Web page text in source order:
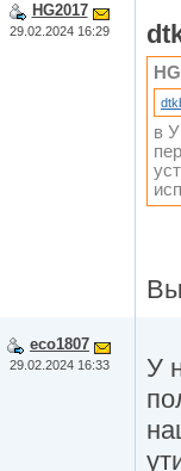
HG2017
29.02.2024 16:29
в
eco1807
29.02.2024 16:33
У